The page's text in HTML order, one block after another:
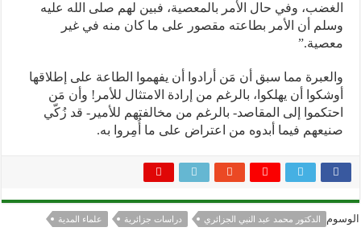
الغضب، وفي حال الأمر بالمعصية، فبين لهم صلى الله عليه
وسلم أن الأمر بطاعته مقصور على ما كان منه في غير
معصية.”
والعبرة مما سبق أن مَن أرادوا أن يفهموا الطاعة على إطلاقها
أوشكوا أن يهلكوا، بالرغم من إرادة الامتثال للأمر! وأن مَن
احتكموا إلى المقاصد- بالرغم من مخالفتهم للأمير- قد زُكّي
صنيعهم فيما أبدوه من اعتراض على ما أُمِروا به.
الوسوم الدكتور محمد عبد النبي الجزائري دراسات جزائرية علماء المدية